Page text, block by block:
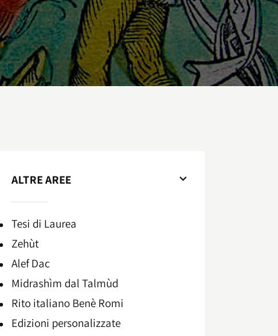
ALTRE AREE
Tesi di Laurea
Zehùt
Alef Dac
Midrashìm dal Talmùd
Rito italiano Benè Romi​
Edizioni personalizzate